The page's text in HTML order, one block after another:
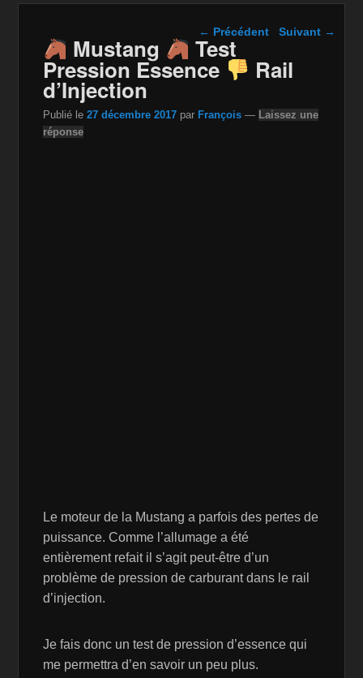
Navigation dans les
← Précédent Suivant →
Mustang Test
Pression Essence Rail
d’Injection
Publié le27 décembre 2017 par François — Laissez une
réponse
Le moteur de la Mustang a parfois des pertes de
puissance. Comme l’allumage a été
entièrement refait il s’agit peut-être d’un
problème de pression de carburant dans le rail
d’injection.
Je fais donc un test de pression d’essence qui
me permettra d’en savoir un peu plus.